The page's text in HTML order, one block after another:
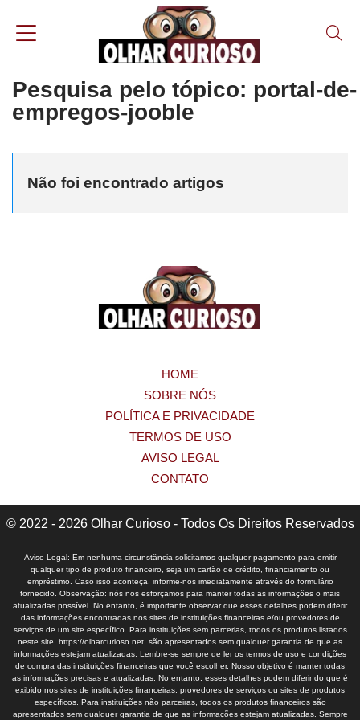
Pesquisa pelo tópico: portal-de-
empregos-jooble
Não foi encontrado artigos
HOME
SOBRE NÓS
POLÍTICA E PRIVACIDADE
TERMOS DE USO
AVISO LEGAL
CONTATO
© 2022 - 2026 Olhar Curioso - Todos Os Direitos Reservados
Aviso Legal: Em nenhuma circunstância solicitamos qualquer pagamento para emitir
qualquer tipo de produto financeiro, seja um cartão de crédito, financiamento ou
empréstimo. Caso isso aconteça, informe-nos imediatamente através do formulário
fornecido. Observação: nós nos esforçamos para manter todas as informações o mais
atualizadas possível. No entanto, é importante observar que esses detalhes podem diferir
das informações encontradas nos sites de instituições financeiras e/ou provedores de
serviços de um site específico. Para instituições sem parcerias, todos os produtos listados
neste site, https://olharcurioso.net, são apresentados sem qualquer garantia de que as
informações estejam atualizadas. Lembre-se sempre de ler os termos de uso e condições
de compra das instituições financeiras que você escolher. Nosso objetivo é manter todas
as informações precisas e atualizadas. No entanto, esses detalhes podem diferir do que é
exibido nos sites de instituições financeiras, provedores de serviços ou sites de produtos
específicos. Para instituições não parceiras, todos os produtos financeiros são
apresentados sem qualquer garantia de que as informações estejam atualizadas. Sempre